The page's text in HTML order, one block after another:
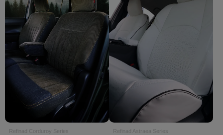
Refinad Corduroy Series Refinad Astraea Series